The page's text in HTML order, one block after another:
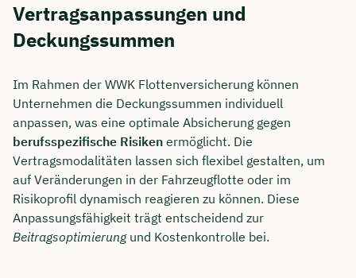
Vertragsanpassungen und
Deckungssummen
Im Rahmen der WWK Flottenversicherung können
Unternehmen die Deckungssummen individuell
anpassen, was eine optimale Absicherung gegen
berufsspezifische Risiken ermöglicht. Die
Vertragsmodalitäten lassen sich flexibel gestalten, um
auf Veränderungen in der Fahrzeugflotte oder im
Risikoprofil dynamisch reagieren zu können. Diese
Anpassungsfähigkeit trägt entscheidend zur
Beitragsoptimierungund Kostenkontrolle bei.
Dauer: ca. 30 Minuten
🗓️ Wählen Sie jetzt Ihren Wunschtermin:
Meeting buchen